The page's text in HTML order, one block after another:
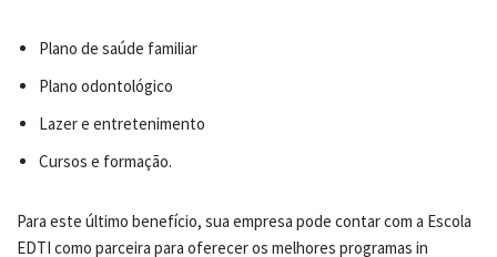
Plano de saúde familiar
Plano odontológico
Lazer e entretenimento
Cursos e formação.
Para este último benefício, sua empresa pode contar com a Escola
EDTI como parceira para oferecer os melhores programas in